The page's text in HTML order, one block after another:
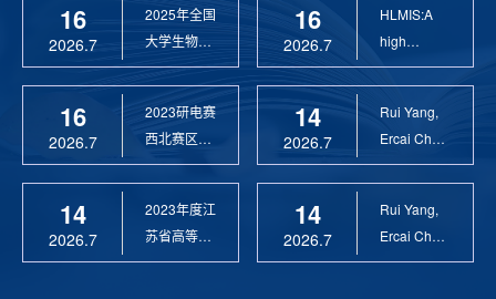
16
2026.7
2025年全国
大学生物联
网设计竞赛
16
2026.7
2023研电赛
西北赛区优
秀指导教师
14
2026.7
2023年度江
苏省高等学
校科学技术
16
2026.7
HLMIS:A
high
Resolution
14
2026.7
Rui Yang,
Ercai Chen
and
14
2026.7
Rui Yang,
Ercai Chen
and